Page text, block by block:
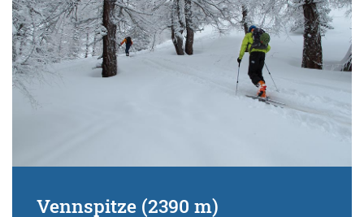
Vennspitze (2390 m)